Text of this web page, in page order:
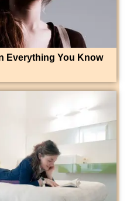
Everything You Know